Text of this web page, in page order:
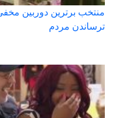
منتخب برترین دوربین
ترساندن مردم